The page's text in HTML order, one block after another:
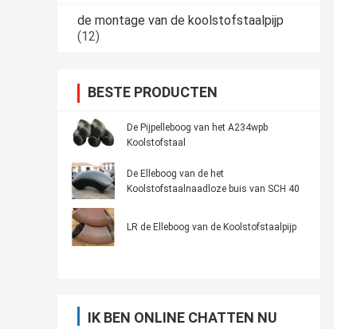
de montage van de koolstofstaalpijp
(12)
BESTE PRODUCTEN
De Pijpelleboog van het A234wpb
Koolstofstaal
De Elleboog van de het
Koolstofstaalnaadloze buis van SCH 40
LR de Elleboog van de Koolstofstaalpijp
IK BEN ONLINE CHATTEN NU